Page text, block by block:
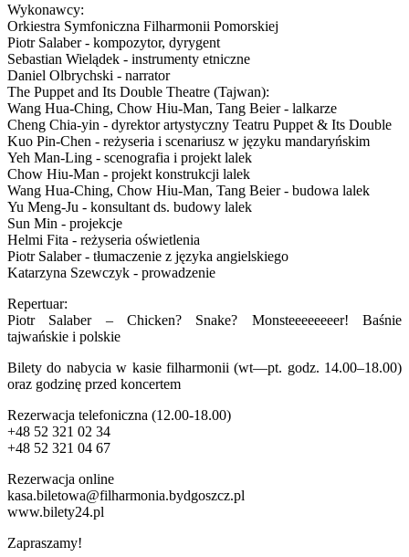
Wykonawcy:
Orkiestra Symfoniczna Filharmonii Pomorskiej
Piotr Salaber - kompozytor, dyrygent
Sebastian Wielądek - instrumenty etniczne
Daniel Olbrychski - narrator
The Puppet and Its Double Theatre (Tajwan):
Wang Hua-Ching, Chow Hiu-Man, Tang Beier - lalkarze
Cheng Chia-yin - dyrektor artystyczny Teatru Puppet & Its Double
Kuo Pin-Chen - reżyseria i scenariusz w języku mandaryńskim
Yeh Man-Ling - scenografia i projekt lalek
Chow Hiu-Man - projekt konstrukcji lalek
Wang Hua-Ching, Chow Hiu-Man, Tang Beier - budowa lalek
Yu Meng-Ju - konsultant ds. budowy lalek
Sun Min - projekcje
Helmi Fita - reżyseria oświetlenia
Piotr Salaber - tłumaczenie z języka angielskiego
Katarzyna Szewczyk - prowadzenie
Repertuar:
Piotr Salaber – Chicken? Snake? Monsteeeeeeeer! Baśnie
tajwańskie i polskie
Bilety do nabycia w kasie filharmonii (wt—pt. godz. 14.00–18.00)
oraz godzinę przed koncertem
Rezerwacja telefoniczna (12.00-18.00)
+48 52 321 02 34
+48 52 321 04 67
Rezerwacja online
kasa.biletowa@filharmonia.bydgoszcz.pl
www.bilety24.pl
Zapraszamy!